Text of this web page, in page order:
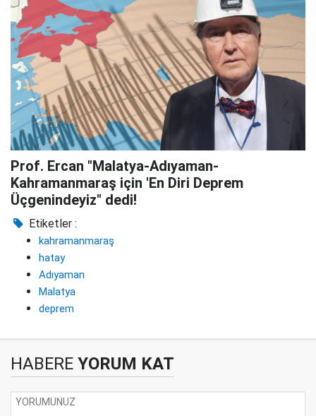
Prof. Ercan "Malatya-Adıyaman-
Kahramanmaraş için 'En Diri Deprem
Üçgenindeyiz" dedi!
Etiketler :
kahramanmaraş
hatay
Adıyaman
Malatya
deprem
HABERE YORUM KAT